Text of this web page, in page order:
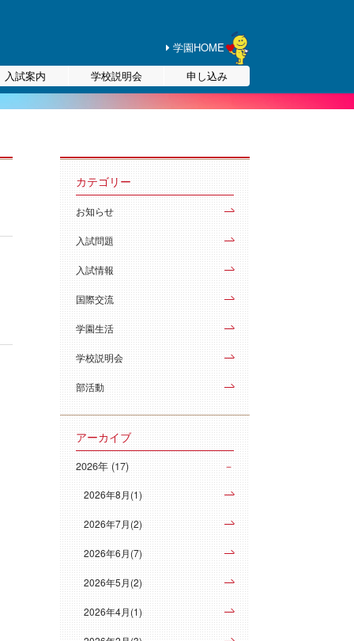
学園HOME
入試案内 学校説明会 申し込み
カテゴリー
お知らせ
入試問題
入試情報
国際交流
学園生活
学校説明会
部活動
アーカイブ
2026年 (17)
2026年8月(1)
2026年7月(2)
2026年6月(7)
2026年5月(2)
2026年4月(1)